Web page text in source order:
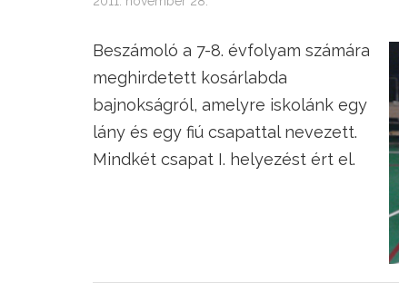
Beszámoló a 7-8. évfolyam számára
meghirdetett kosárlabda
bajnokságról, amelyre iskolánk egy
lány és egy fiú csapattal nevezett.
Mindkét csapat I. helyezést ért el.